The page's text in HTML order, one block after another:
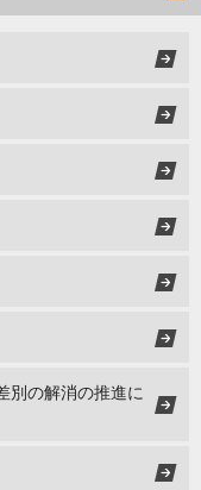
別の解消の推進に